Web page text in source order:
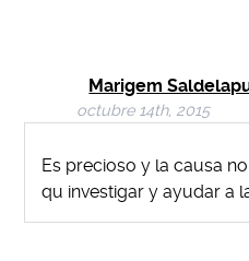
Marigem
octubre 14th, 2015
Es precioso y la causa
qu investigar y ayudar a